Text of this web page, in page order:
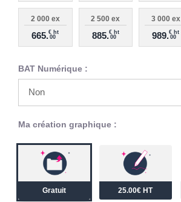
2 000 ex
665.€ ht
00
2 500 ex
885.€ ht
00
3 000 ex
989.€ ht
00
BAT Numérique :
Ma création graphique :
Gratuit 25.00€ HT